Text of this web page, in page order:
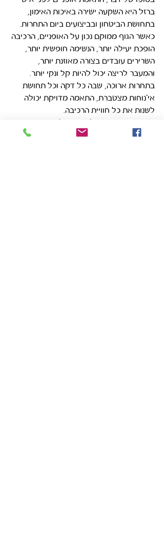
ברזל היא השקעה ישירה באיכות האימון,
בתחושת הביטחון ובביצועים ביום התחרות.
כאשר הגוף ממוקם נכון על האופניים, הרכיבה
הופכת יעילה יותר, הנשימה חופשית יותר,
השרירים עובדים בצורה מאוזנת יותר,
והמעבר לריצה יכול להיות קל ונקי יותר.
בתחרות ארוכה, שבה כל דקה וכל תחושת
אי־נוחות מצטברת, התאמה מדויקת יכולה
לשנות את כל חוויית הרכיבה.
ברזל או תחרות טריאתלון משמעותית, זה